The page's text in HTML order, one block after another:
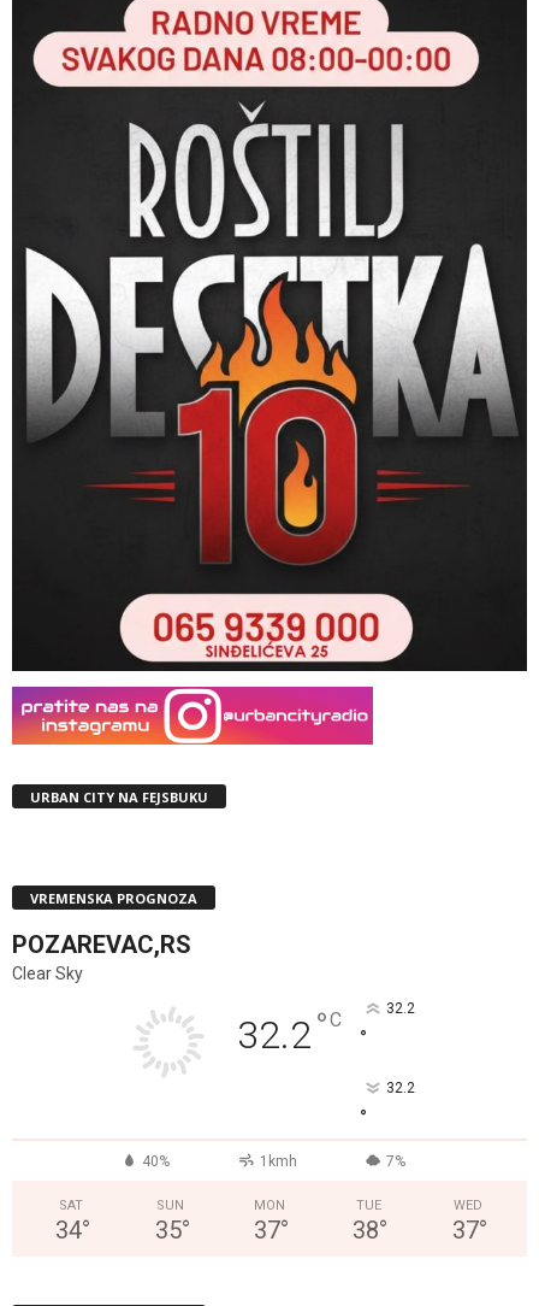
URBAN CITY NA FEJSBUKU
VREMENSKA PROGNOZA
POZAREVAC,RS
Clear Sky
32.2°C 32.2
°
32.2
°
40% 1kmh 7%
SAT
34°
SUN
35°
MON
37°
TUE
38°
WED
37°